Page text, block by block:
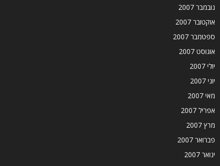
נובמבר 2007
אוקטובר 2007
ספטמבר 2007
אוגוסט 2007
יולי 2007
יוני 2007
מאי 2007
אפריל 2007
מרץ 2007
פברואר 2007
ינואר 2007